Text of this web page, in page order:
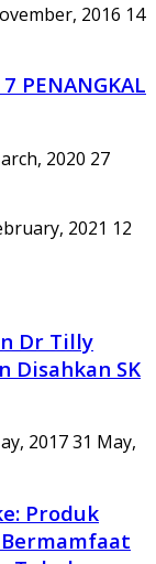
14
PENANGKAL
27
12
Dr Tilly
Disahkan SK
31 May,
Produk